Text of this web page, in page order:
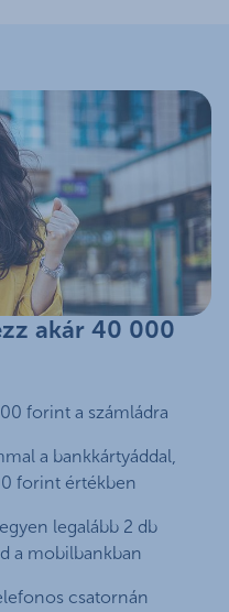
akár 40 000
forint a számládra
a bankkártyáddal,
forint értékben
legalább 2 db
a mobilbankban
csatornán